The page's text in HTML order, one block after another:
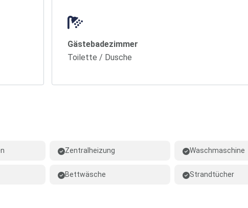
Gästebadezimmer
Toilette / Dusche
Zentralheizung Waschmaschine
Bettwäsche Strandtücher